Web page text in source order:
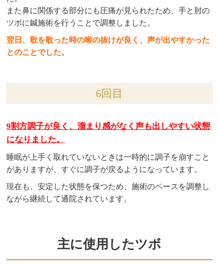
また鼻に関係する部分にも圧痛が見られたため、手と肘の
ツボに鍼施術を行うことで調整しました。
翌日、歌を歌った時の喉の抜けが良く、声が出やすかった
とのことでした。
6回目
9割方調子が良く、溜まり感がなく声も出しやすい状態
になりました。
睡眠が上手く取れていないときは一時的に調子を崩すこと
がありますが、すぐに調子が戻るようになっています。
現在も、安定した状態を保つため、施術のペースを調整し
ながら継続して通院されています。
主に使用したツボ